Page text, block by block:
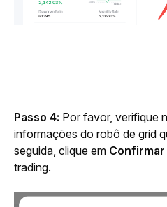
Passo 4: Por favor, verifique
informações do robô de grid
seguida, clique em Confirmar
trading.